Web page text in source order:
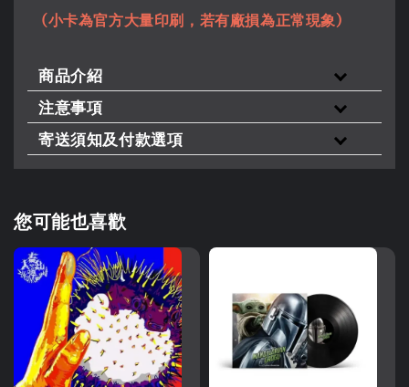
(小卡為官方大量印刷，若有廠損為正常現象)
商品介紹
注意事項
寄送須知及付款選項
您可能也喜歡